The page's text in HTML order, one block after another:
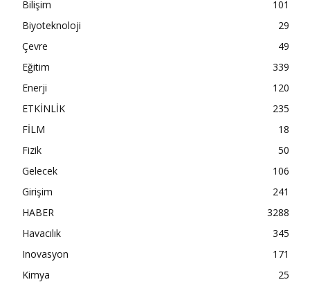
Bilişim
101
Biyoteknoloji
29
Çevre
49
Eğitim
339
Enerji
120
ETKİNLİK
235
FİLM
18
Fizik
50
Gelecek
106
Girişim
241
HABER
3288
Havacılık
345
Inovasyon
171
Kimya
25